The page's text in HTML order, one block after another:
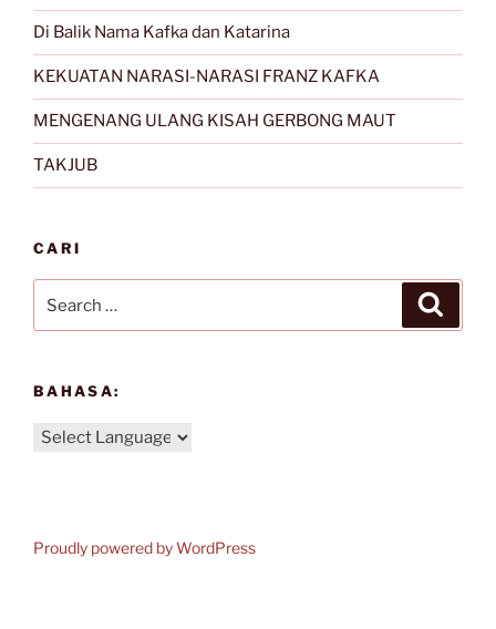
Di Balik Nama Kafka dan Katarina
KEKUATAN NARASI-NARASI FRANZ KAFKA
MENGENANG ULANG KISAH GERBONG MAUT
TAKJUB
CARI
for:
BAHASA:
Proudly powered by WordPress